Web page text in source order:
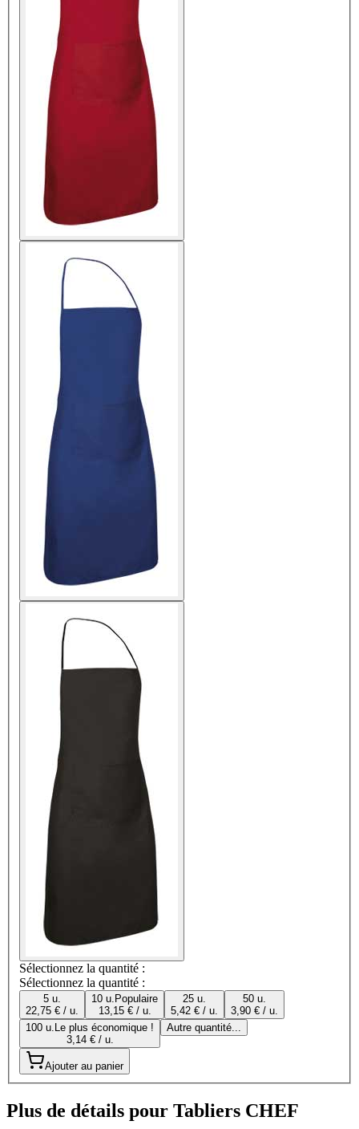
Sélectionnez la quantité :
Sélectionnez la quantité :
5 u.
22,75 € / u.
10 u. Populaire
13,15 € / u.
25 u.
5,42 € / u.
50 u.
3,90 € / u.
100 u. Le plus économique !
3,14 € / u.
Autre quantité...
Ajouter au panier
Plus de détails pour Tabliers CHEF